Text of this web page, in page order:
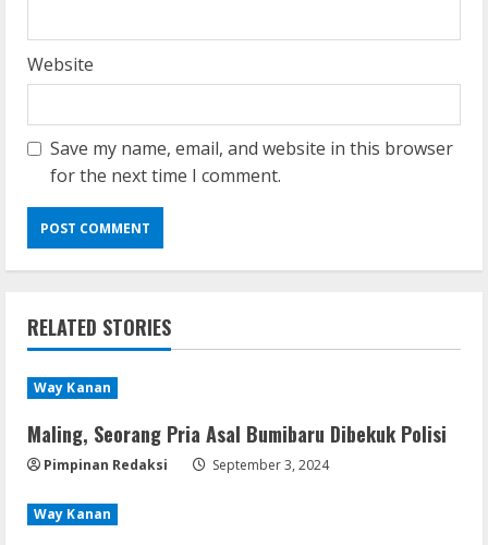
Website
Save my name, email, and website in this browser
for the next time I comment.
RELATED STORIES
Way Kanan
Maling, Seorang Pria Asal Bumibaru Dibekuk Polisi
Pimpinan Redaksi September 3, 2024
Way Kanan
Umum
Kemarau Panjang Picu Kebakaran di
August 7, 2026